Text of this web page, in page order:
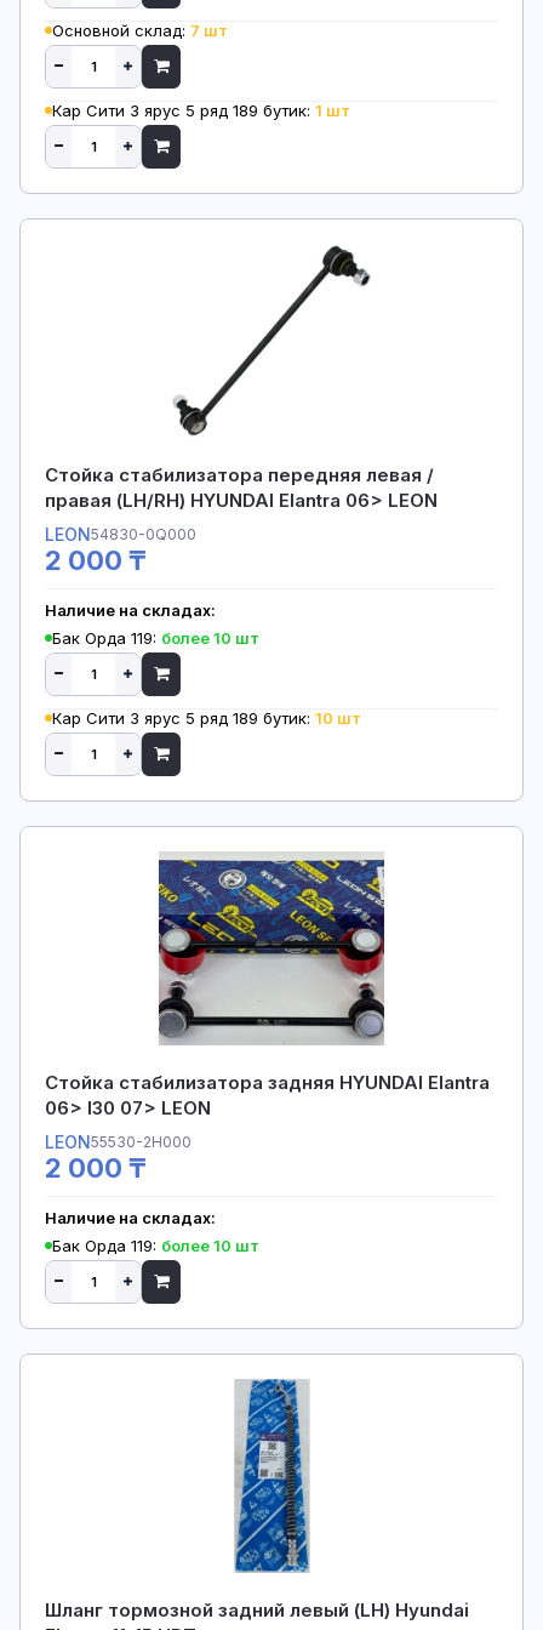
Основной склад: 7 шт
Кар Сити 3 ярус 5 ряд 189 бутик: 1 шт
Стойка стабилизатора передняя левая /
правая (LH/RH) HYUNDAI Elantra 06> LEON
LEON54830-0Q000
2 000 ₸
Наличие на складах:
Бак Орда 119: более 10 шт
Кар Сити 3 ярус 5 ряд 189 бутик: 10 шт
Стойка стабилизатора задняя HYUNDAI Elantra
06> I30 07> LEON
LEON55530-2H000
2 000 ₸
Наличие на складах:
Бак Орда 119: более 10 шт
Шланг тормозной задний левый (LH) Hyundai